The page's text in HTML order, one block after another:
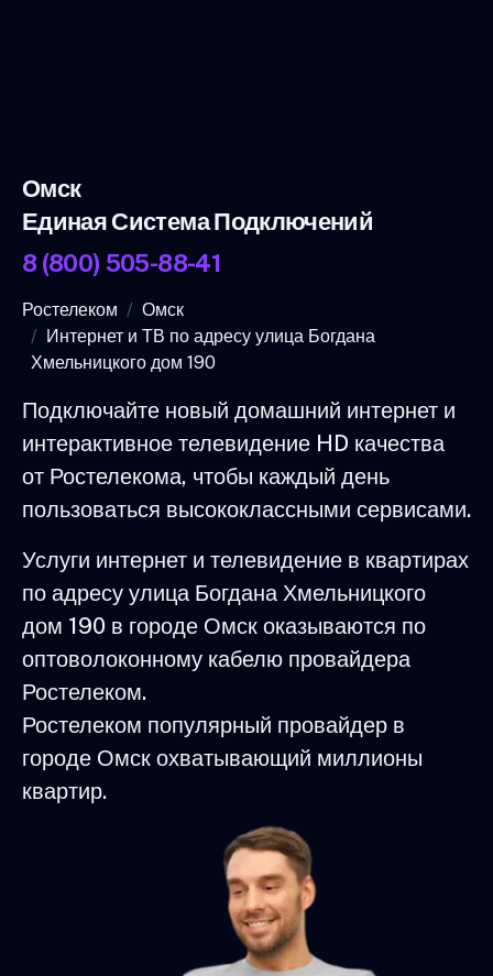
Омск
Единая Система Подключений
8 (800) 505-88-41
Ростелеком
Омск
Интернет и ТВ по адресу улица Богдана
Хмельницкого дом 190
Подключайте новый домашний интернет и
интерактивное телевидение HD качества
от Ростелекома, чтобы каждый день
пользоваться высококлассными сервисами.
Услуги интернет и телевидение в квартирах
по адресу улица Богдана Хмельницкого
дом 190 в городе Омск оказываются по
оптоволоконному кабелю провайдера
Ростелеком.
Ростелеком популярный провайдер в
городе Омск охватывающий миллионы
квартир.